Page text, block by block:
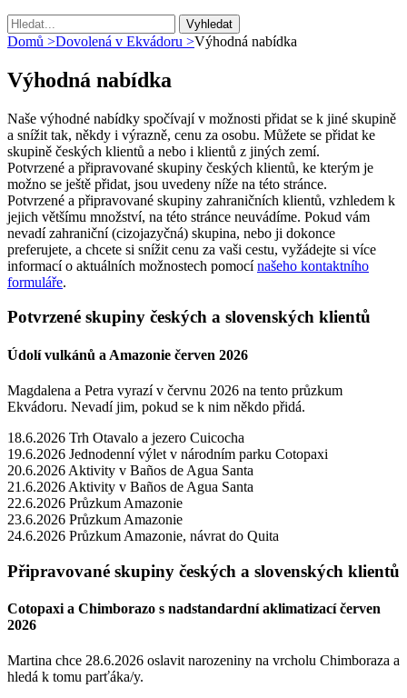
Vyhledávání
Hledat:
Domů >Dovolená v Ekvádoru >Výhodná nabídka
Výhodná nabídka
Naše výhodné nabídky spočívají v možnosti přidat se k jiné skupině
a snížit tak, někdy i výrazně, cenu za osobu. Můžete se přidat ke
skupině českých klientů a nebo i klientů z jiných zemí.
Potvrzené a připravované skupiny českých klientů, ke kterým je
možno se ještě přidat, jsou uvedeny níže na této stránce.
Potvrzené a připravované skupiny zahraničních klientů, vzhledem k
jejich většímu množství, na této stránce neuvádíme. Pokud vám
nevadí zahraniční (cizojazyčná) skupina, nebo ji dokonce
preferujete, a chcete si snížit cenu za vaši cestu, vyžádejte si více
informací o aktuálních možnostech pomocínašeho kontaktního
formuláře.
Potvrzené skupiny českých a slovenských klientů
Údolí vulkánů a Amazonie červen 2026
Magdalena a Petra vyrazí v červnu 2026 na tento průzkum
Ekvádoru. Nevadí jim, pokud se k nim někdo přidá.
18.6.2026 Trh Otavalo a jezero Cuicocha
19.6.2026 Jednodenní výlet v národním parku Cotopaxi
20.6.2026 Aktivity v Baños de Agua Santa
21.6.2026 Aktivity v Baños de Agua Santa
22.6.2026 Průzkum Amazonie
23.6.2026 Průzkum Amazonie
24.6.2026 Průzkum Amazonie, návrat do Quita
Připravované skupiny českých a slovenských klientů
Cotopaxi a Chimborazo s nadstandardní aklimatizací červen
2026
Martina chce 28.6.2026 oslavit narozeniny na vrcholu Chimboraza a
hledá k tomu parťáka/y.